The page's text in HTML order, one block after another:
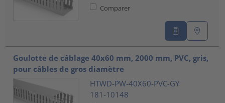
Comparer
Goulotte de câblage 40x60 mm, 2000 mm, PVC, gris,
pour câbles de gros diamètre
HTWD-PW-40X60-PVC-GY
181-10148